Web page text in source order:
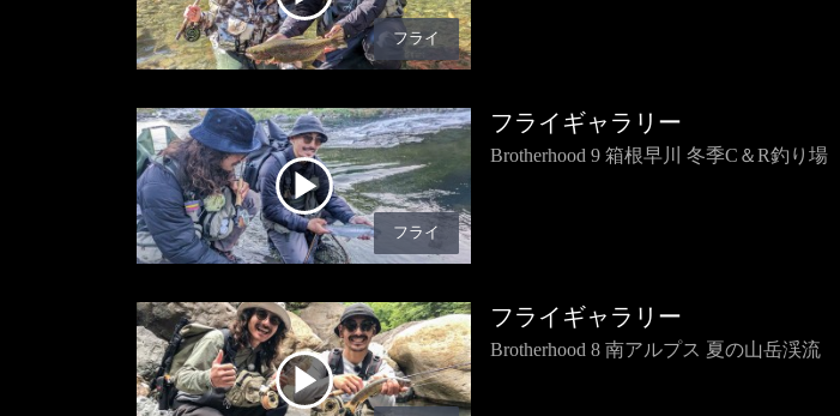
フライ
フライ
フライギャラリー
Brotherhood 9 箱根早川 冬季C＆R釣り場
フライギャラリー
Brotherhood 8 南アルプス 夏の山岳渓流